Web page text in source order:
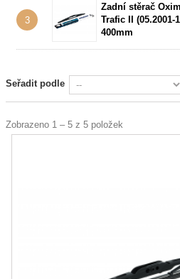
3
Zadní stěrač
Trafic II (05.2001-
400mm
Seřadit podle
Zobrazeno 1 – 5 z 5 položek